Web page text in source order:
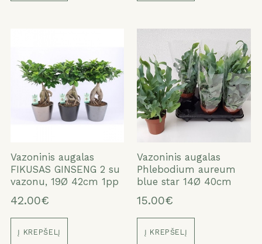
Vazoninis augalas
FIKUSAS GINSENG 2 su
vazonu, 19Ø 42cm 1pp
42.00€
Į KREPŠELĮ
Vazoninis augalas
Phlebodium aureum
blue star 14Ø 40cm
15.00€
Į KREPŠELĮ